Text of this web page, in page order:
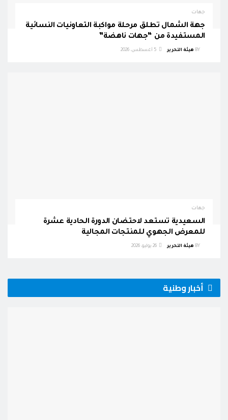
جهات
جهة الشمال تطلق مرحلة مواكبة التعاونيات النسائية
المستفيدة من “جهات ناهضة”
BY هيئة التحرير
جهات
السعيدية تستعد لاحتضان الدورة الحادية عشرة
للمعرض الجهوي للمنتجات المجالية
BY هيئة التحرير
أخبار وطنية